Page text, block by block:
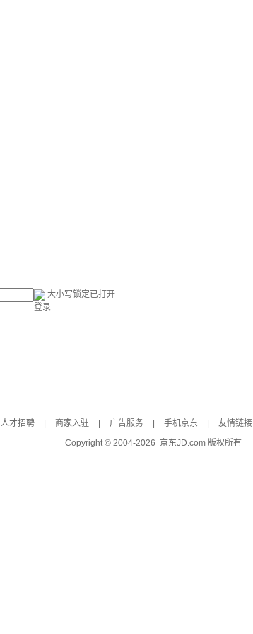
大小写锁定已打开
登录
人才招聘 商家入驻 广告服务 手机京东 友情链接
Copyright © 2004-2026 京东JD.com 版权所有